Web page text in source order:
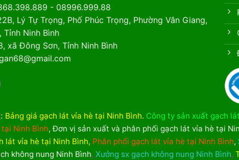
- 08996.999.88
Lý Tự Trọng, Phố Phúc Trọng, Phường Vân Giang,
Tỉnh Ninh Bình
xã Đông Sơn, Tỉnh Ninh Bình
: Bảng giá gạch lát vỉa hè tại Ninh Bình. Công ty sản xuất gạch
Ninh Bình,Đơn vị sản xuất và phân phối gạch lát vỉa hè tại
lát vỉa hè tại Ninh Bình, Phân phối gạch lát vỉa hè tại Ninh Bình,
không nung Ninh Bình, Xưởng sx gạch không nung Ninh Bình,